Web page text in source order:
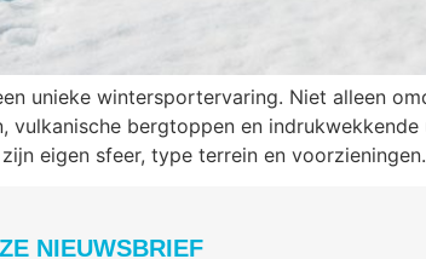
unieke wintersportervaring. Niet alleen
vulkanische bergtoppen en
eigen sfeer, type terrein en
NIEUWSBRIEF